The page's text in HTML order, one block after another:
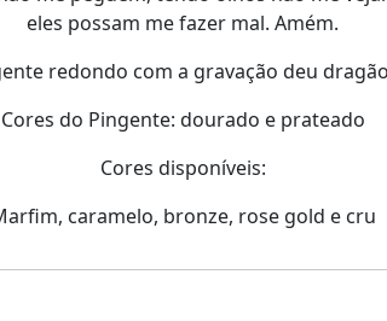
eles possam me fazer mal. Amém.
redondo com a gravação deu
Cores do Pingente: dourado e prateado
Cores disponíveis:
caramelo, bronze, rose gold e cru